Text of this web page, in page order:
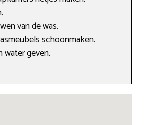
van de was.
schoonmaken.
water geven.